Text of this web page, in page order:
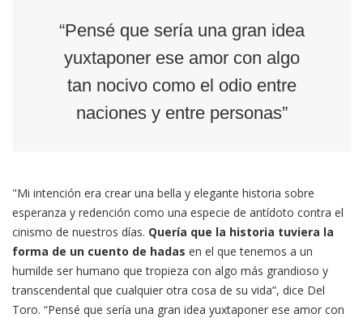
“Pensé que sería una gran idea
yuxtaponer ese amor con algo
tan nocivo como el odio entre
naciones y entre personas”
"Mi intención era crear una bella y elegante historia sobre
esperanza y redención como una especie de antídoto contra el
cinismo de nuestros días. Quería que la historia tuviera la
forma de un cuento de hadas en el que tenemos a un
humilde ser humano que tropieza con algo más grandioso y
transcendental que cualquier otra cosa de su vida”, dice Del
Toro. “Pensé que sería una gran idea yuxtaponer ese amor con